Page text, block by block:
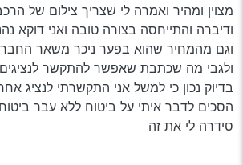
מצוין ומהיר ואמרה לי שצריך צילום של
ודיברה והתייחסה בצורה טובה ואני דוקא
וגם מהמחיר שהוא בפער ניכר משאר
ולגבי מה שכתבת שאפשר להתקשר
בדיוק נכון כי למשל אני התקשרתי לנציג
סידרה לי את זה